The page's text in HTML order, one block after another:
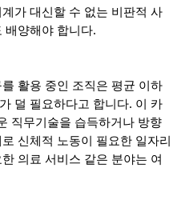
가 대신할 수 없는 비판적 사
배양해야 합니다.
활용 중인 조직은 평균 이하
덜 필요하다고 합니다. 이 카
직무기술을 습득하거나 방향
신체적 노동이 필요한 일자리
의료 서비스 같은 분야는 여